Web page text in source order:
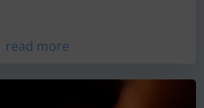
read more